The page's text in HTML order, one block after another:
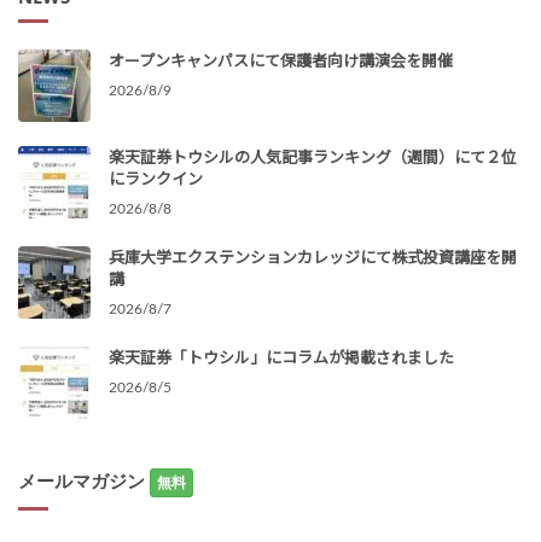
オープンキャンパスにて保護者向け講演会を開催
2026/8/9
楽天証券トウシルの人気記事ランキング（週間）にて２位
にランクイン
2026/8/8
兵庫大学エクステンションカレッジにて株式投資講座を開
講
2026/8/7
楽天証券「トウシル」にコラムが掲載されました
2026/8/5
メールマガジン 無料